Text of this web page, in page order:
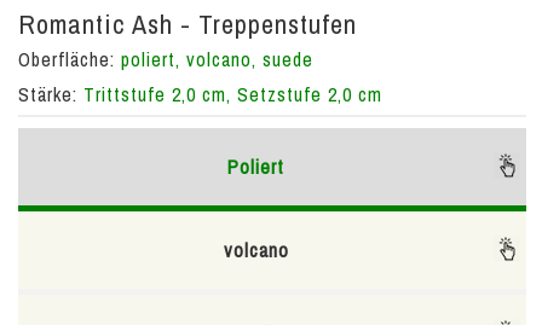
Romantic Ash - Treppenstufen
Oberfläche: poliert, volcano, suede
Stärke: Trittstufe 2,0 cm, Setzstufe 2,0 cm
Poliert
volcano